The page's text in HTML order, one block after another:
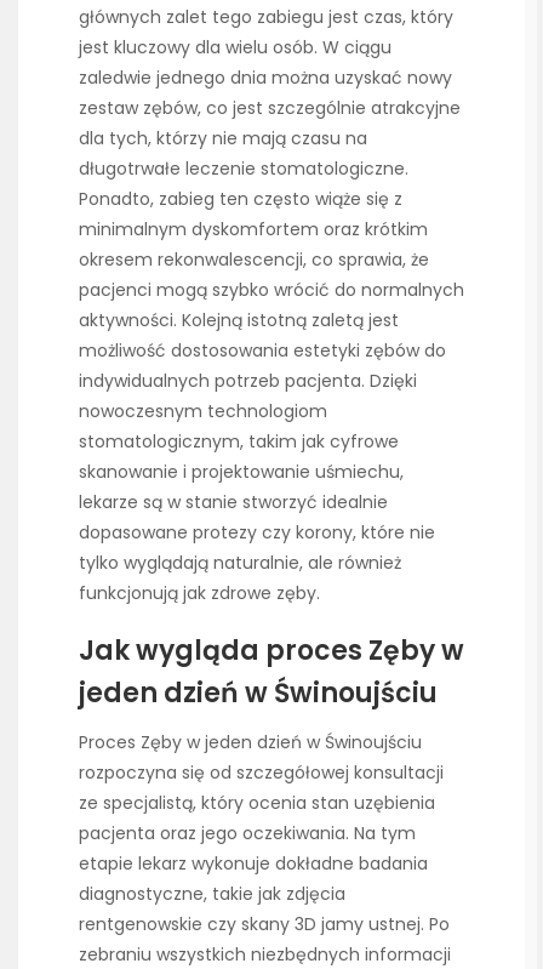
głównych zalet tego zabiegu jest czas, który
jest kluczowy dla wielu osób. W ciągu
zaledwie jednego dnia można uzyskać nowy
zestaw zębów, co jest szczególnie atrakcyjne
dla tych, którzy nie mają czasu na
długotrwałe leczenie stomatologiczne.
Ponadto, zabieg ten często wiąże się z
minimalnym dyskomfortem oraz krótkim
okresem rekonwalescencji, co sprawia, że
pacjenci mogą szybko wrócić do normalnych
aktywności. Kolejną istotną zaletą jest
możliwość dostosowania estetyki zębów do
indywidualnych potrzeb pacjenta. Dzięki
nowoczesnym technologiom
stomatologicznym, takim jak cyfrowe
skanowanie i projektowanie uśmiechu,
lekarze są w stanie stworzyć idealnie
dopasowane protezy czy korony, które nie
tylko wyglądają naturalnie, ale również
funkcjonują jak zdrowe zęby.
Jak wygląda proces Zęby w
jeden dzień w Świnoujściu
Proces Zęby w jeden dzień w Świnoujściu
rozpoczyna się od szczegółowej konsultacji
ze specjalistą, który ocenia stan uzębienia
pacjenta oraz jego oczekiwania. Na tym
etapie lekarz wykonuje dokładne badania
diagnostyczne, takie jak zdjęcia
rentgenowskie czy skany 3D jamy ustnej. Po
zebraniu wszystkich niezbędnych informacji